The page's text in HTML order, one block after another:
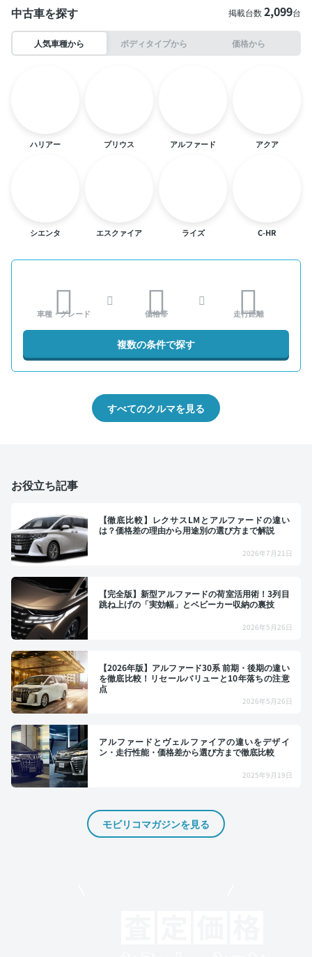
中古車を探す 掲載台数2,099台
人気車種から ボディタイプから 価格から
ハリアー プリウス アルファード アクア
シエンタ エスクァイア ライズ C-HR
車種・グレード 価格帯 走行距離
複数の条件で探す
すべてのクルマを見る
お役立ち記事
【徹底比較】レクサスLMとアルファードの違い
は？価格差の理由から用途別の選び方まで解説
2026年7月21日
【完全版】新型アルファードの荷室活用術！3列目
跳ね上げの「実効幅」とベビーカー収納の裏技
2026年5月26日
【2026年版】アルファード30系 前期・後期の違い
を徹底比較！リセールバリューと10年落ちの注意
点
2026年5月26日
アルファードとヴェルファイアの違いをデザイ
ン・走行性能・価格差から選び方まで徹底比較
2025年9月19日
モビリコマガジンを見る